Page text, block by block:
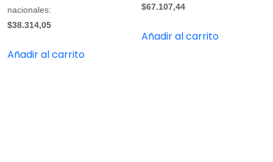
nacionales:
$38.314,05
Añadir al carrito
$67.107,44
Añadir al carrito